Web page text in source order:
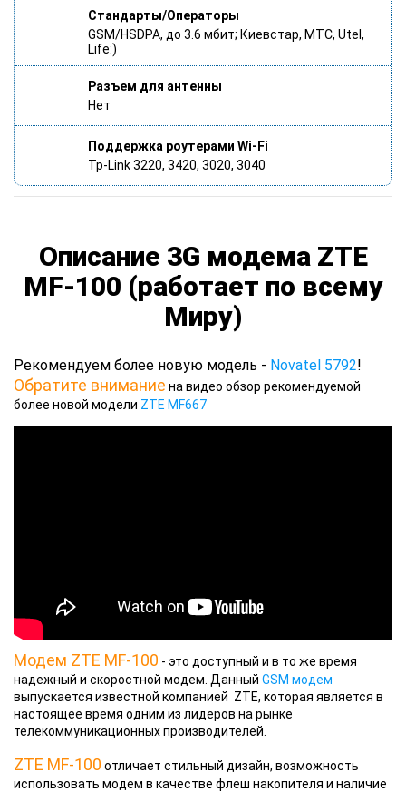
Стандарты/Операторы
GSM/HSDPA, до 3.6 мбит; Киевстар, МТС, Utel,
Life:)
Разъем для антенны
Нет
Поддержка роутерами Wi-Fi
Tp-Link 3220, 3420, 3020, 3040
Описание 3G модема ZTE
MF-100 (работает по всему
Миру)
Рекомендуем более новую модель - Novatel 5792!
Обратите внимание на видео обзор рекомендуемой
более новой модели ZTE MF667
Модем ZTE MF-100 - это доступный и в то же время
надежный и скоростной модем. Данный GSM модем
выпускается известной компанией ZTE, которая является в
настоящее время одним из лидеров на рынке
телекоммуникационных производителей.
ZTE MF-100 отличает стильный дизайн, возможность
использовать модем в качестве флеш накопителя и наличие